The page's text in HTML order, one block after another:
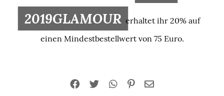
2019GLAMOURerhaltet ihr 20% auf
einen Mindestbestellwert von 75 Euro.